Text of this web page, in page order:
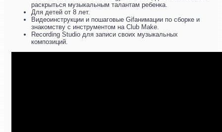
раскрыться музыкальным талантам ребенка.
Для детей от 8 лет.
Видеоинструкции и пошаговые Gifанимации по сборке и
знакомству с инструментом на Club Make.
Recording Studio для записи своих музыкальных
композиций.